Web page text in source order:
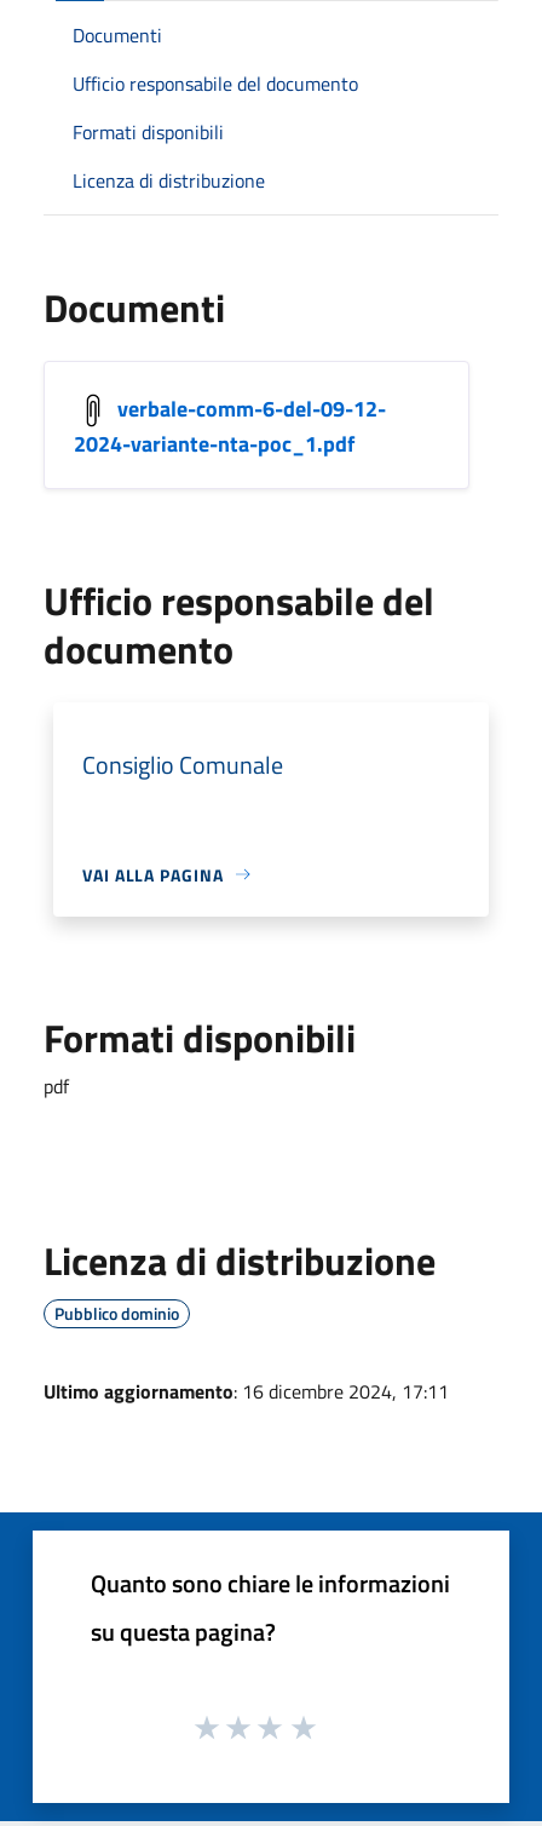
Documenti
Ufficio responsabile del documento
Formati disponibili
Licenza di distribuzione
Documenti
verbale-comm-6-del-09-12-
2024-variante-nta-poc_1.pdf
Ufficio responsabile del
documento
Consiglio Comunale
VAI ALLA PAGINA
Formati disponibili
pdf
Licenza di distribuzione
Pubblico dominio
Ultimo aggiornamento: 16 dicembre 2024, 17:11
Quanto sono chiare le informazioni
su questa pagina?